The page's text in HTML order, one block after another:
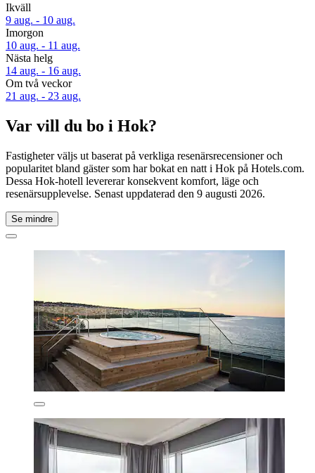
Ikväll
9 aug. - 10 aug.
Imorgon
10 aug. - 11 aug.
Nästa helg
14 aug. - 16 aug.
Om två veckor
21 aug. - 23 aug.
Var vill du bo i Hok?
Fastigheter väljs ut baserat på verkliga resenärsrecensioner och
popularitet bland gäster som har bokat en natt i Hok på Hotels.com.
Dessa Hok-hotell levererar konsekvent komfort, läge och
resenärsupplevelse. Senast uppdaterad den 9 augusti 2026.
Se mindre